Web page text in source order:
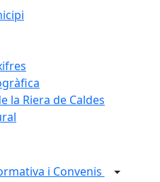
la Riera de Caldes
i Convenis